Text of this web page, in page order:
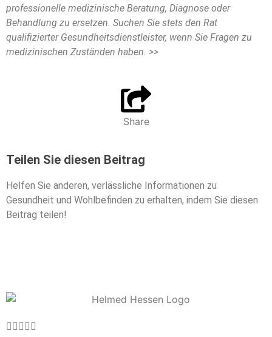
professionelle medizinische Beratung, Diagnose oder
Behandlung zu ersetzen. Suchen Sie stets den Rat
qualifizierter Gesundheitsdienstleister, wenn Sie Fragen zu
medizinischen Zuständen haben. >>
Share
Teilen Sie diesen Beitrag
Helfen Sie anderen, verlässliche Informationen zu
Gesundheit und Wohlbefinden zu erhalten, indem Sie diesen
Beitrag teilen!
